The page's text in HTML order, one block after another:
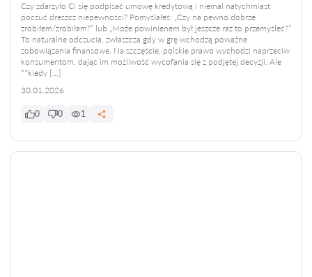
Czy zdarzyło Ci się podpisać umowę kredytową i niemal natychmiast
poczuć dreszcz niepewności? Pomyślałeś: „Czy na pewno dobrze
zrobiłem/zrobiłam?” lub „Może powinienem był jeszcze raz to przemyśleć?”
To naturalne odczucia, zwłaszcza gdy w grę wchodzą poważne
zobowiązania finansowe. Na szczęście, polskie prawo wychodzi naprzeciw
konsumentom, dając im możliwość wycofania się z podjętej decyzji. Ale
**kiedy […]
30.01.2026
0 0 1